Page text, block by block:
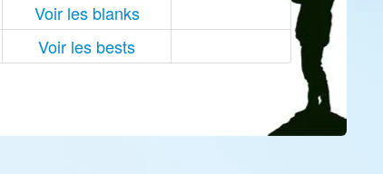
Voir les blanks
Voir les bests